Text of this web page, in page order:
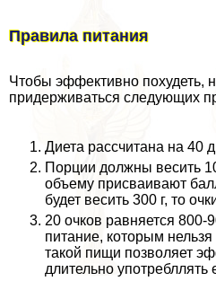
Правила питания
Чтобы эффективно похудеть,
придерживаться следующих
Диета рассчитана на 40
Порции должны весить
объему присваивают
будет весить 300 г, то
20 очков равняется 800-
питание, которым
такой пищи позволяет
длительно